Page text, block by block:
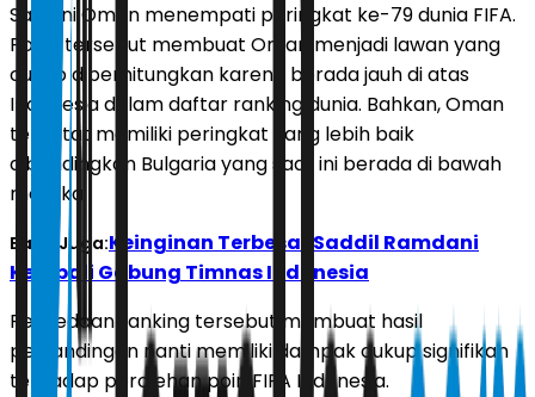
Saat ini Oman menempati peringkat ke-79 dunia FIFA.
Posisi tersebut membuat Oman menjadi lawan yang
cukup diperhitungkan karena berada jauh di atas
Indonesia dalam daftar ranking dunia. Bahkan, Oman
tercatat memiliki peringkat yang lebih baik
dibandingkan Bulgaria yang saat ini berada di bawah
mereka.
Baca Juga:Keinginan Terbesar Saddil Ramdani
Kembali Gabung Timnas Indonesia
Perbedaan ranking tersebut membuat hasil
pertandingan nanti memiliki dampak cukup signifikan
terhadap perolehan poin FIFA Indonesia.